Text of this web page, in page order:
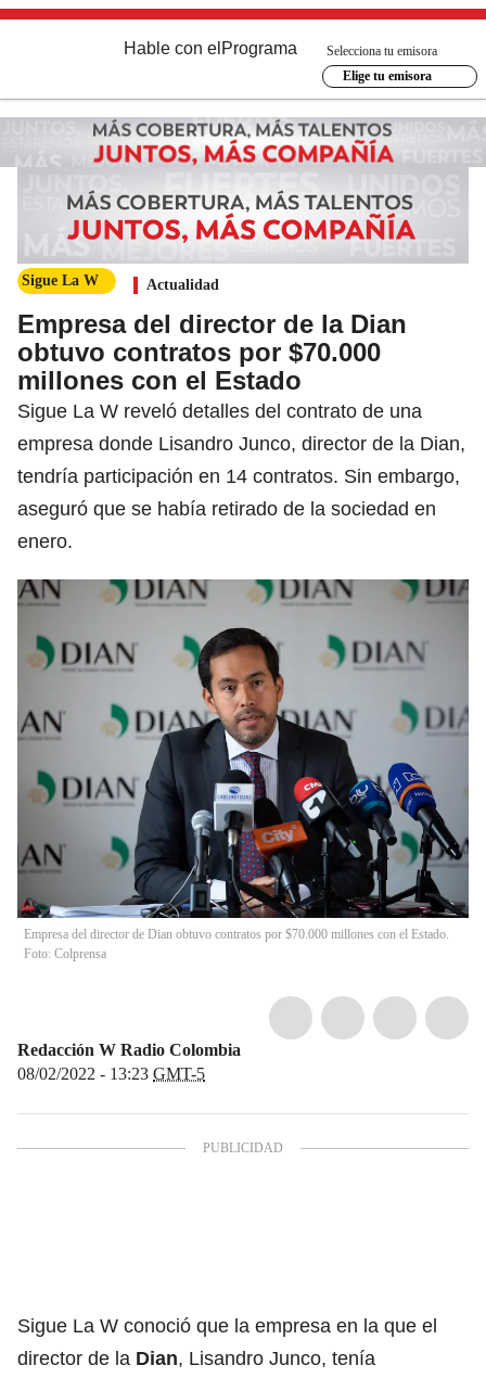
Hable con el Programa
Selecciona tu emisora
Elige tu emisora
Sigue La W Actualidad
Empresa del director de la Dian
obtuvo contratos por $70.000
millones con el Estado
Sigue La W reveló detalles del contrato de una
empresa donde Lisandro Junco, director de la Dian,
tendría participación en 14 contratos. Sin embargo,
aseguró que se había retirado de la sociedad en
enero.
Empresa del director de Dian obtuvo contratos por $70.000 millones con el Estado.
Foto: Colprensa
Redacción W Radio Colombia
08/02/2022 - 13:23 GMT-5
Sigue La W conoció que la empresa en la que el
director de la Dian, Lisandro Junco, tenía